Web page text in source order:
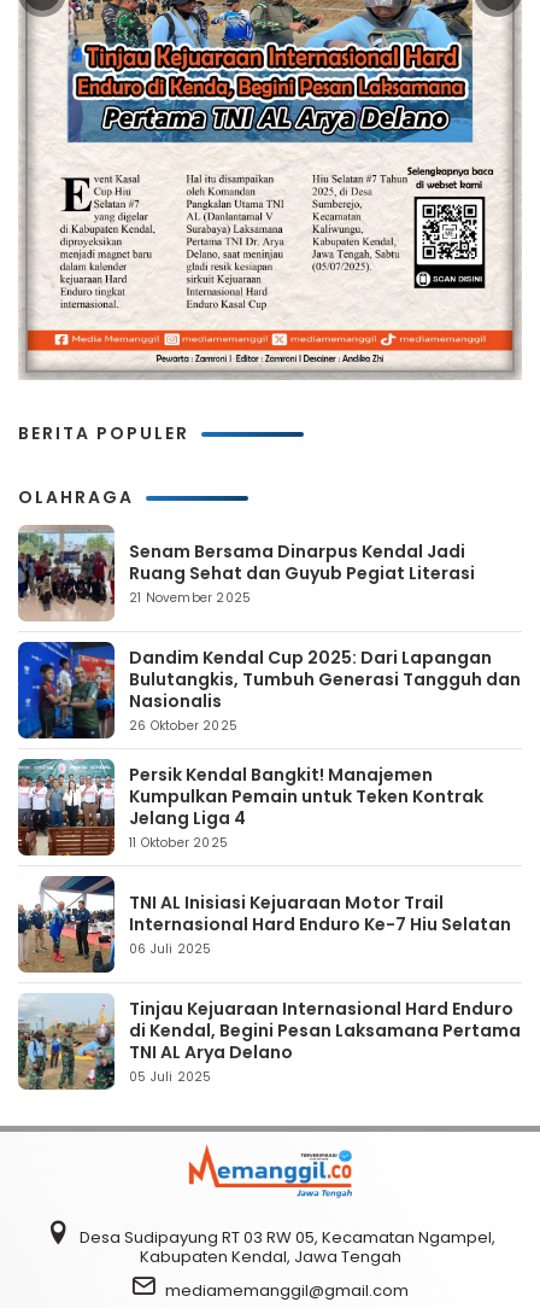
BERITA POPULER
OLAHRAGA
Senam Bersama Dinarpus Kendal Jadi
Ruang Sehat dan Guyub Pegiat Literasi
21 November 2025
Dandim Kendal Cup 2025: Dari Lapangan
Bulutangkis, Tumbuh Generasi Tangguh dan
Nasionalis
26 Oktober 2025
Persik Kendal Bangkit! Manajemen
Kumpulkan Pemain untuk Teken Kontrak
Jelang Liga 4
11 Oktober 2025
TNI AL Inisiasi Kejuaraan Motor Trail
Internasional Hard Enduro Ke-7 Hiu Selatan
06 Juli 2025
Tinjau Kejuaraan Internasional Hard Enduro
di Kendal, Begini Pesan Laksamana Pertama
TNI AL Arya Delano
05 Juli 2025
Desa Sudipayung RT 03 RW 05, Kecamatan Ngampel,
Kabupaten Kendal, Jawa Tengah
mediamemanggil@gmail.com